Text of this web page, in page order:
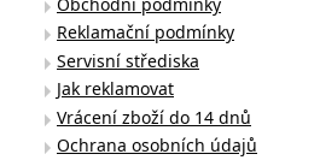
Reklamační podmínky
Servisní střediska
Jak reklamovat
Vrácení zboží do 14 dnů
Ochrana osobních údajů